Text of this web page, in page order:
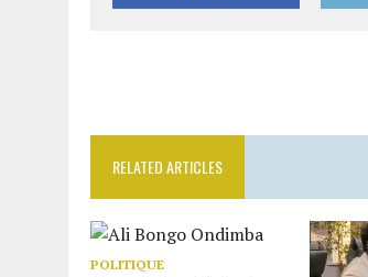
RELATED ARTICLES
POLITIQUE